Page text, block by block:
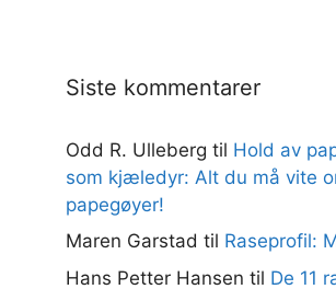
Siste kommentarer
Odd R. Ulleberg til Hold av
som kjæledyr: Alt du må vite
papegøyer!
Maren Garstad til Raseprofil:
Hans Petter Hansen til De 11